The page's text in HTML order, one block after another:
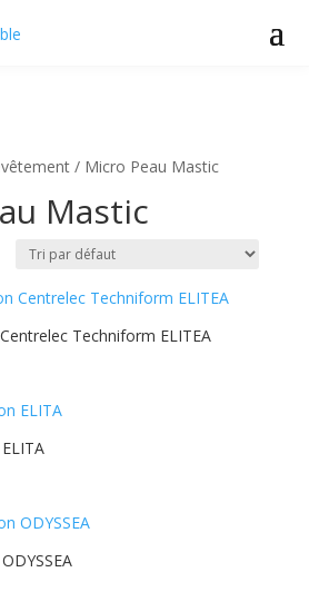
/ Micro Peau Mastic
Mastic
Techniform ELITEA